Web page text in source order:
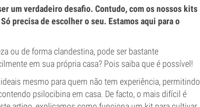
um verdadeiro desafio. Contudo, com os nossos kits
precisa de escolher o seu. Estamos aqui para o
ou de forma clandestina, pode ser bastante
em sua própria casa? Pois saiba que é possível!
mesmo para quem não tem experiência, permitindo
psilocibina em casa. De facto, o mais difícil é